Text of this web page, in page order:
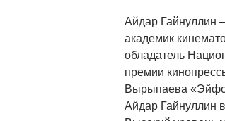
Айдар Гайнуллин
академик
обладатель
премии
Вырыпаева
Айдар Гайнуллин